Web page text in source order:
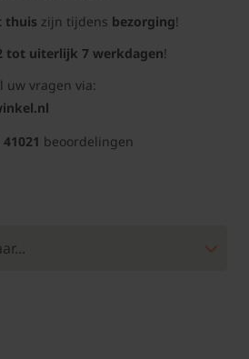
thuis zijn tijdens bezorging!
tot uiterlijk 7 werkdagen!
uw vragen via:
41021 beoordelingen